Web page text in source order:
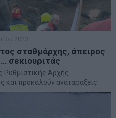
2023
σταθμάρχης, άπειρος
σεκιουριτάς
Ρυθμιστικής Αρχής
προκαλούν αναταράξεις.